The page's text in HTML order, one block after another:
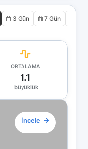
3 Gün 7 Gün
ORTALAMA
1.1
büyüklük
İncele